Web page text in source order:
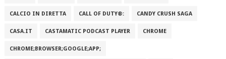
CALCIO IN DIRETTA CALL OF DUTY®: CANDY CRUSH SAGA
CASA.IT CASTAMATIC PODCAST PLAYER CHROME
CHROME;BROWSER;GOOGLE;APP;